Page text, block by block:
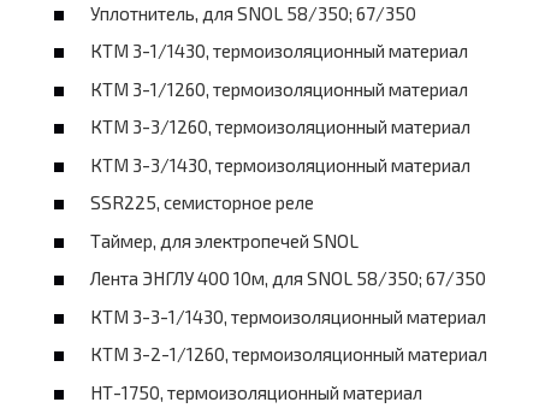
Уплотнитель, для SNOL 58/350; 67/350
КТМ 3-1/1430, термоизоляционный материал
КТМ 3-1/1260, термоизоляционный материал
КТМ 3-3/1260, термоизоляционный материал
КТМ 3-3/1430, термоизоляционный материал
SSR225, семисторное реле
Таймер, для электропечей SNOL
Лента ЭНГЛУ 400 10м, для SNOL 58/350; 67/350
КТМ 3-3-1/1430, термоизоляционный материал
КТМ 3-2-1/1260, термоизоляционный материал
НТ-1750, термоизоляционный материал